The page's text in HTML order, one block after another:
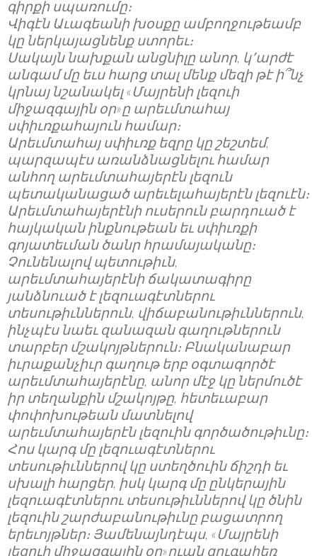
գիրքի սպառումը։
Վիգէն Աւագեանի խօսքը ամբողջութեամբ
կը ներկայացնենք ստորեւ։
Սակայն նախքան անցնիլը անոր, կ՚արժէ
անգամ մը եւս հարց տալ մենք մեզի թէ ի՞նչ
կրնայ նշանակել «Մայրենի լեզուի
միջազգային օր»ը արեւմտահայ
սփիւռքահայուն համար։
Արեւմտահայ սփիւռք եզրը կը շեշտեմ,
պարզապէս առանձնացնելու համար
անհող արեւմտահայերէն լեզուն
պետականացած արեւելահայերէն լեզուէն։
Արեւմտահայերէնի ուսերուն բարդուած է
հայկական ինքնութեան եւ սփիւռքի
գոյատեւման ծանր հրամայականը։
Չունենալով պետութիւն,
արեւմտահայերէնի ճակատագիրը
յանձնուած է լեզուագէտներու
տեսութիւններուն, վիճաբանութիւններուն,
ինչպէս նաեւ զանազան գաղութներուն
տարբեր մշակոյթներուն։ Բնականաբար
իւրաքանչիւր գաղութ երբ օգտագործէ
արեւմտահայերէնը, անոր մէջ կը ներմուծէ
իր տեղանքին մշակոյթը, հետեւաբար
փոփոխութեան մատնելով
արեւմտահայերէն լեզուին գործածութիւնը։
Հոս կարգ մը լեզուագէտներու
տեսութիւններով կը ստեղծուին ճիշդի եւ
սխալի հարցեր, իսկ կարգ մը ընկերային
լեզուագէտներու տեսութիւններով կը ծնին
լեզուին շարժաբանութիւնը բացատրող
երեւոյթներ։ Յամենայնդէպս, «Մայրենի
լեզուի միջազգային օր»ուան զուգահեռ